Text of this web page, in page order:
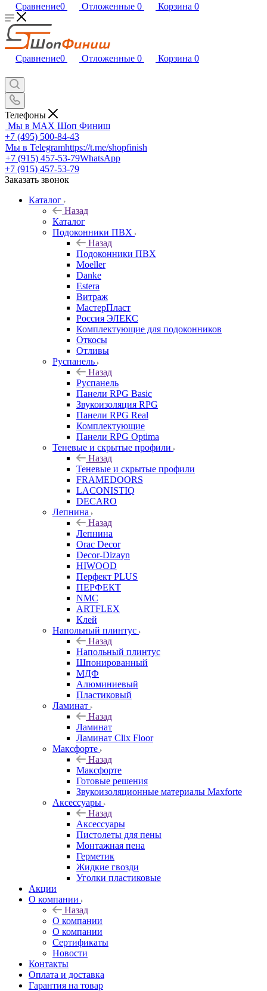
Сравнение0 Отложенные 0 Корзина 0
Сравнение0 Отложенные 0 Корзина 0
Телефоны
Мы в MAX Шоп Финиш
+7 (495) 500-84-43
Мы в Telegramhttps://t.me/shopfinish
+7 (915) 457-53-79WhatsApp
+7 (915) 457-53-79
Заказать звонок
Каталог
Назад
Каталог
Подоконники ПВХ
Назад
Подоконники ПВХ
Moeller
Danke
Estera
Витраж
МастерПласт
Россия ЭЛЕКС
Комплектующие для подоконников
Откосы
Отливы
Руспанель
Назад
Руспанель
Панели RPG Basic
Звукоизоляция RPG
Панели RPG Real
Комплектующие
Панели RPG Optima
Теневые и скрытые профили
Назад
Теневые и скрытые профили
FRAMEDOORS
LACONISTIQ
DECARO
Лепнина
Назад
Лепнина
Orac Decor
Decor-Dizayn
HIWOOD
Перфект PLUS
ПЕРФЕКТ
NMC
ARTFLEX
Клей
Напольный плинтус
Назад
Напольный плинтус
Шпонированный
МДФ
Алюминиевый
Пластиковый
Ламинат
Назад
Ламинат
Ламинат Clix Floor
Максфорте
Назад
Максфорте
Готовые решения
Звукоизоляционные материалы Maxforte
Аксессуары
Назад
Аксессуары
Пистолеты для пены
Монтажная пена
Герметик
Жидкие гвозди
Уголки пластиковые
Акции
О компании
Назад
О компании
О компании
Сертификаты
Новости
Контакты
Оплата и доставка
Гарантия на товар